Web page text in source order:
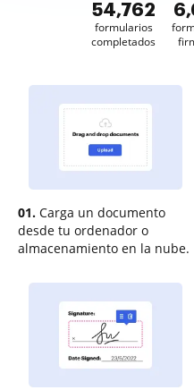
54,763
formularios
completados
01. Carga un documento
desde tu ordenador o
almacenamiento en la nube.